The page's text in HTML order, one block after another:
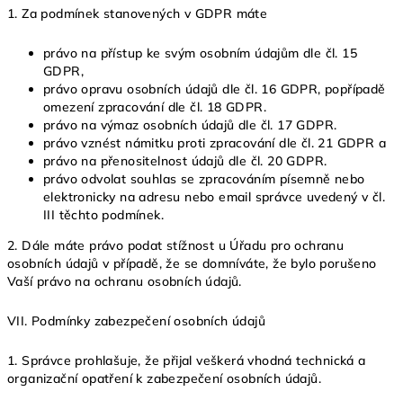
1. Za podmínek stanovených v GDPR máte
právo na přístup ke svým osobním údajům dle čl. 15
GDPR,
právo opravu osobních údajů dle čl. 16 GDPR, popřípadě
omezení zpracování dle čl. 18 GDPR.
právo na výmaz osobních údajů dle čl. 17 GDPR.
právo vznést námitku proti zpracování dle čl. 21 GDPR a
právo na přenositelnost údajů dle čl. 20 GDPR.
právo odvolat souhlas se zpracováním písemně nebo
elektronicky na adresu nebo email správce uvedený v čl.
III těchto podmínek.
2. Dále máte právo podat stížnost u Úřadu pro ochranu
osobních údajů v případě, že se domníváte, že bylo porušeno
Vaší právo na ochranu osobních údajů.
VII. Podmínky zabezpečení osobních údajů
1. Správce prohlašuje, že přijal veškerá vhodná technická a
organizační opatření k zabezpečení osobních údajů.